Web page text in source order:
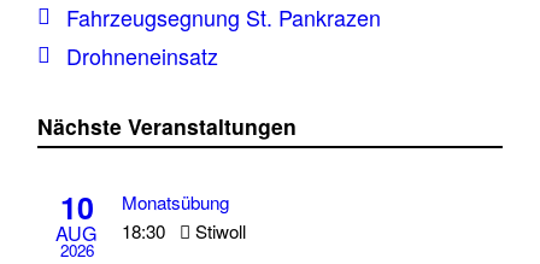
Fahrzeugsegnung St. Pankrazen
Drohneneinsatz
Nächste Veranstaltungen
10
AUG
2026
Monatsübung
18:30
Stiwoll